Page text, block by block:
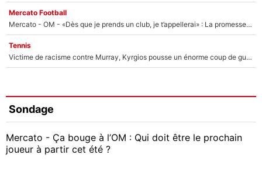
Mercato Football
Mercato - OM - «Dès que je prends un club, je t’appellerai» : La promesse de Marcelino au moment de claquer la porte
Tennis
Victime de racisme contre Murray, Kyrgios pousse un énorme coup de gueule !
Sondage
Mercato - Ça bouge à l’OM : Qui doit être le prochain
joueur à partir cet été ?